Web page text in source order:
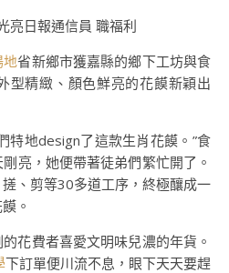
亮日報通信員 職福利
地省新鄉市獲嘉縣的鄉下工坊與食
型精緻、顏色鮮亮的花饃新穎出
特地design了這款生肖花饃。”食
亮，她便帶著徒弟們繁忙開了。
、剪等30多道工序，終極釀成一
。
花費者喜愛文明味兒濃的年貨。
下訂單便川流不息，眼下天天要趕